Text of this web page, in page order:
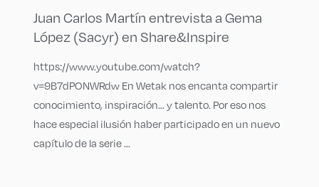
Juan Carlos Martín entrevista a Gema
López (Sacyr) en Share&Inspire
https://www.youtube.com/watch?
v=9B7dPONWRdw En Wetak nos encanta compartir
conocimiento, inspiración… y talento. Por eso nos
hace especial ilusión haber participado en un nuevo
capítulo de la serie ...